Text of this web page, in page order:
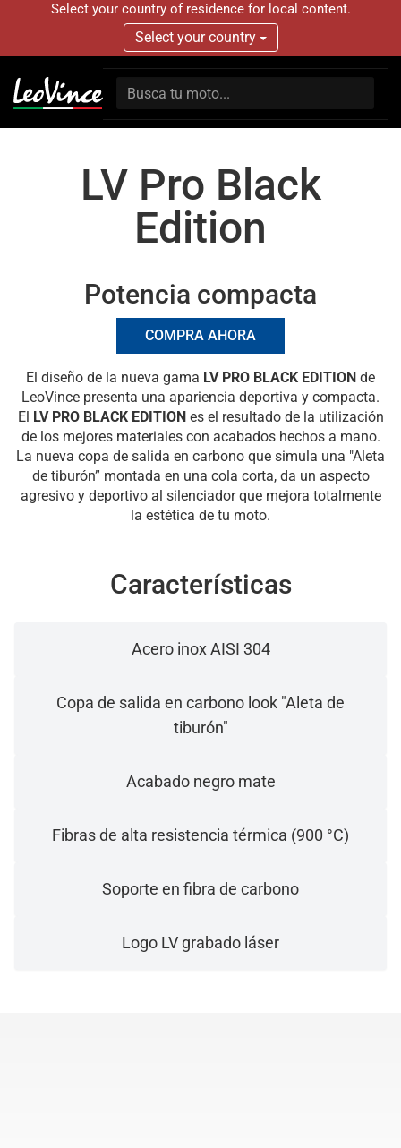
Select your country of residence for local content.
Select your country
LV Pro Black
Edition
Potencia compacta
COMPRA AHORA
El diseño de la nueva gama LV PRO BLACK EDITION de
LeoVince presenta una apariencia deportiva y compacta.
El LV PRO BLACK EDITIONes el resultado de la utilización
de los mejores materiales con acabados hechos a mano.
La nueva copa de salida en carbono que simula una "Aleta
de tiburón” montada en una cola corta, da un aspecto
agresivo y deportivo al silenciador que mejora totalmente
la estética de tu moto.
Características
Acero inox AISI 304
Copa de salida en carbono look "Aleta de
tiburón"
Acabado negro mate
Fibras de alta resistencia térmica (900 °C)
Soporte en fibra de carbono
Logo LV grabado láser